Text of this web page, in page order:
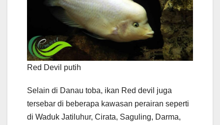
Red Devil putih
Selain di Danau toba, ikan Red devil juga
tersebar di beberapa kawasan perairan seperti
di Waduk Jatiluhur, Cirata, Saguling, Darma,